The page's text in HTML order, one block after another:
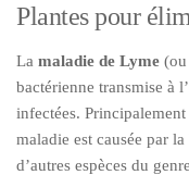
Plantes pour
La maladie de Lyme (ou
bactérienne transmise à
infectées.
maladie est causée par la
d’autres espèces du genre